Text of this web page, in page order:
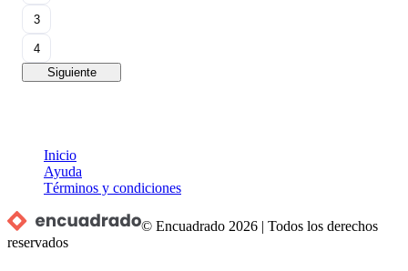
3
4
Siguiente
Inicio
Ayuda
Términos y condiciones
© Encuadrado 2026 |Todos los derechos
reservados